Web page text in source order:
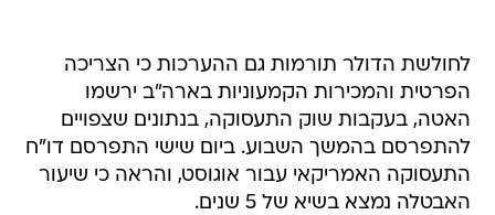
לחולשת הדולר תורמות גם ההערכות כי הצריכה
הפרטית והמכירות הקמעוניות בארה"ב ירשמו
האטה, בעקבות שוק התעסוקה, בנתונים שצפויים
להתפרסם בהמשך השבוע. ביום שישי התפרסם דו"ח
התעסוקה האמריקאי עבור אוגוסט, והראה כי שיעור
האבטלה נמצא בשיא של 5 שנים.